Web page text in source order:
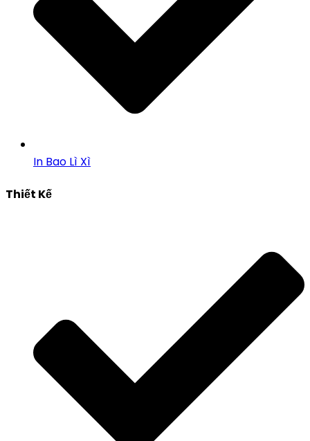
In Bao Lì Xì
Thiết Kế